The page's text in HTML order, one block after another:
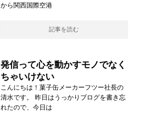
から関西国際空港
記事を読む
発信って心を動かすモノでなく
ちゃいけない
こんにちは！菓子缶メーカーフツー社長の
清水です。 昨日はうっかりブログを書き忘
れたので、今日は